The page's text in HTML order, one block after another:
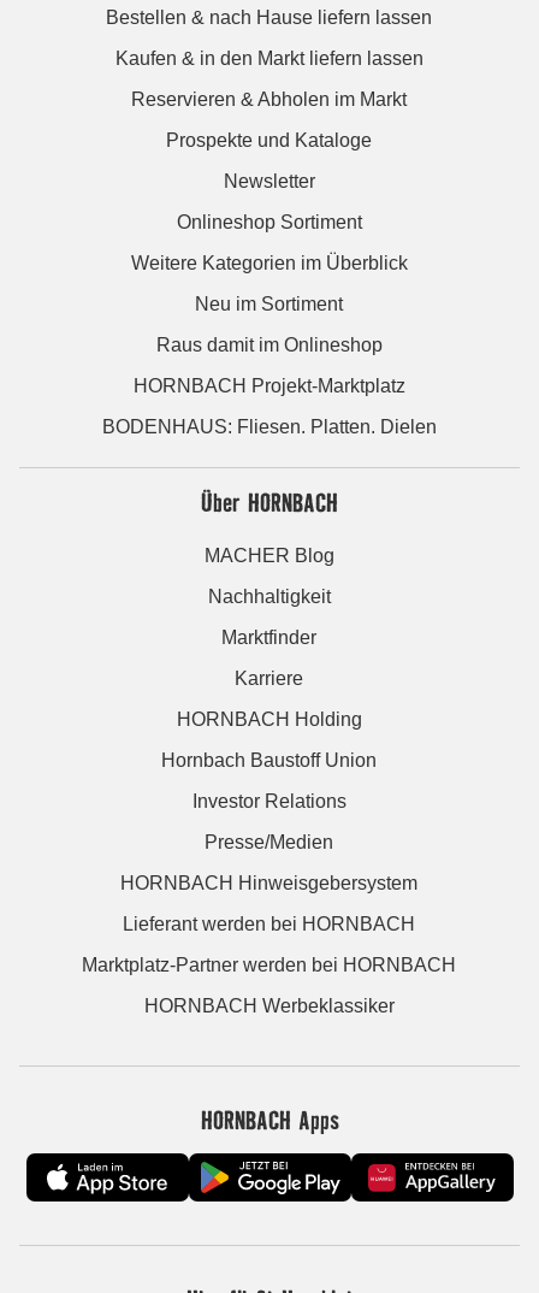
Bestellen & nach Hause liefern lassen
Kaufen & in den Markt liefern lassen
Reservieren & Abholen im Markt
Prospekte und Kataloge
Newsletter
Onlineshop Sortiment
Weitere Kategorien im Überblick
Neu im Sortiment
Raus damit im Onlineshop
HORNBACH Projekt-Marktplatz
BODENHAUS: Fliesen. Platten. Dielen
Über HORNBACH
MACHER Blog
Nachhaltigkeit
Marktfinder
Karriere
HORNBACH Holding
Hornbach Baustoff Union
Investor Relations
Presse/Medien
HORNBACH Hinweisgebersystem
Lieferant werden bei HORNBACH
Marktplatz-Partner werden bei HORNBACH
HORNBACH Werbeklassiker
HORNBACH Apps